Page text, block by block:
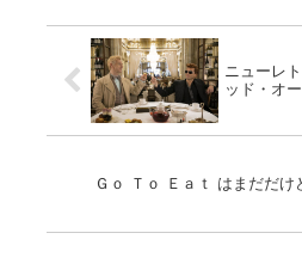
ニューレ
ッド・オ
Ｇｏ Ｔｏ Ｅａｔ はまだだけ